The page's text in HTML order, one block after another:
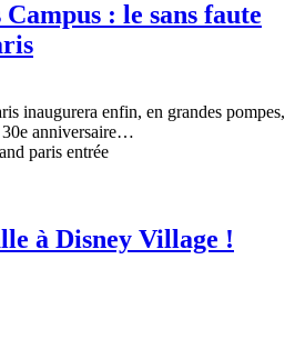
: le sans faute
inaugurera enfin, en grandes pompes,
30e anniversaire…
à Disney Village !